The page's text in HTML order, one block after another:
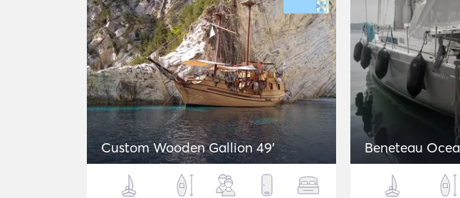
Custom Wooden Gallion 49' Beneteau